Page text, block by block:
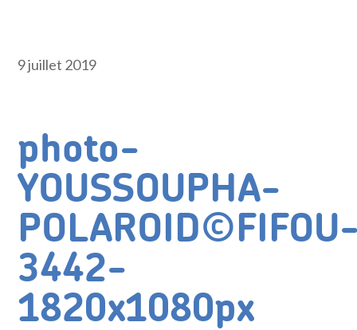
9 juillet 2019
photo-
YOUSSOUPHA-
3442-
1820x1080px